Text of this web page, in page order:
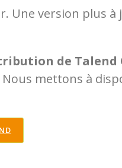
Une version plus
de Talend
Nous mettons à